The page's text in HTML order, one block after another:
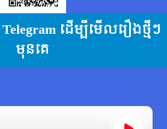
ដើម្បីមើលរឿងថ្មីៗ
មុនគេ